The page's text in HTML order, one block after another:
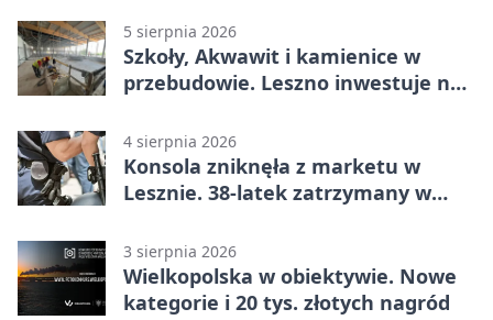
5 sierpnia 2026
Szkoły, Akwawit i kamienice w
przebudowie. Leszno inwestuje na
4 sierpnia 2026
Konsola zniknęła z marketu w
Lesznie. 38-latek zatrzymany w
3 sierpnia 2026
Wielkopolska w obiektywie. Nowe
kategorie i 20 tys. złotych nagród